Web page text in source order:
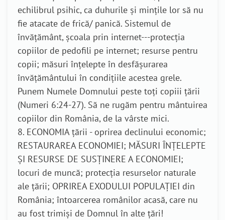
echilibrul psihic, ca duhurile și mințile lor să nu
fie atacate de frică/ panică. Sistemul de
învățământ, școala prin internet---protecția
copiilor de pedofili pe internet; resurse pentru
copii; măsuri înțelepte în desfășurarea
învățământului în condițiile acestea grele.
Punem Numele Domnului peste toți copiii țării
(Numeri 6:24-27). Să ne rugăm pentru mântuirea
copiilor din România, de la vârste mici.
8. ECONOMIA țării - oprirea declinului economic;
RESTAURAREA ECONOMIEI; MĂSURI ÎNȚELEPTE
ȘI RESURSE DE SUSȚINERE A ECONOMIEI;
locuri de muncă; protecția resurselor naturale
ale țării; OPRIREA EXODULUI POPULAȚIEI din
România; întoarcerea românilor acasă, care nu
au fost trimiși de Domnul în alte țări!